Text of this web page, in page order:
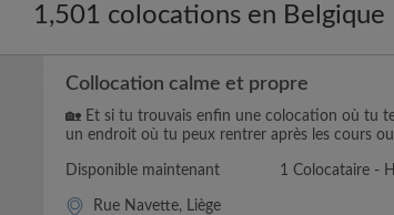
1,501 colocations en Belgique
Collocation calme et propre
🏡 Et si tu trouvais enfin une colocation où tu
un endroit où tu peux rentrer après les cours
Disponible maintenant 1 Colocataire -
Rue Navette, Liège